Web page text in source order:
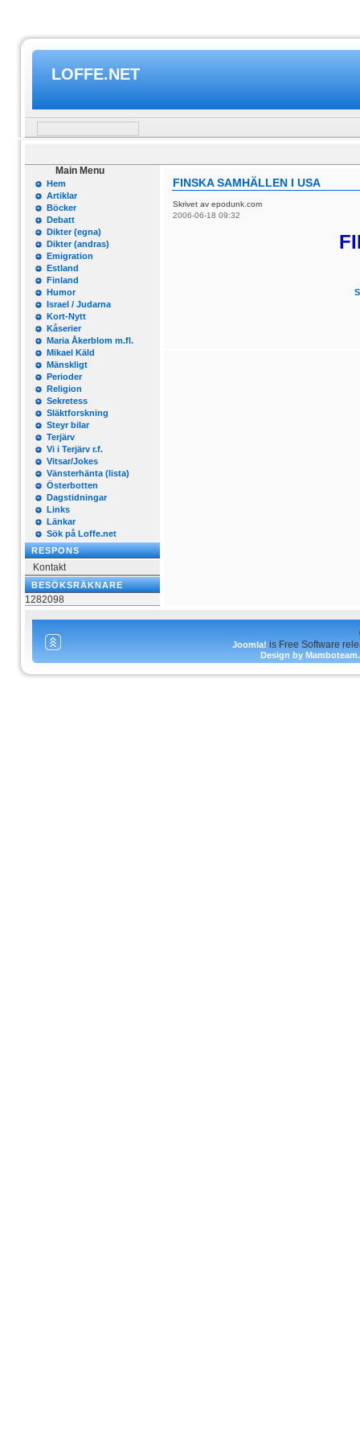
LOFFE.NET
Main Menu
Hem
Artiklar
Böcker
Debatt
Dikter (egna)
Dikter (andras)
Emigration
Estland
Finland
Humor
Israel / Judarna
Kort-Nytt
Kåserier
Maria Åkerblom m.fl.
Mikael Käld
Mänskligt
Perioder
Religion
Sekretess
Släktforskning
Steyr bilar
Terjärv
Vi i Terjärv r.f.
Vitsar/Jokes
Vänsterhänta (lista)
Österbotten
Dagstidningar
Links
Länkar
Sök på Loffe.net
RESPONS
Kontakt
BESÖKSRÄKNARE
1282098
FINSKA SAMHÄLLEN I USA
Skrivet av epodunk.com
2006-06-18 09:32
Joomla! is Free Software
Design by